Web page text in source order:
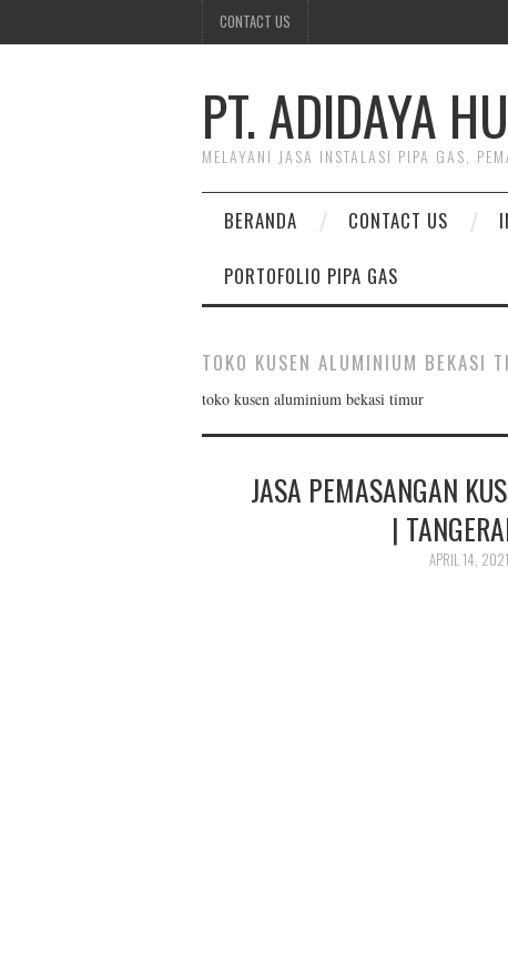
CONTACT US
PT. ADIDAYA
MELAYANI JASA INSTALASI PIPA GAS,
BERANDA CONTACT US
PORTOFOLIO PIPA GAS
TOKO KUSEN ALUMINIUM BEKASI
toko kusen aluminium bekasi timur
JASA PEMASANGAN
|
APRIL 14, 2021